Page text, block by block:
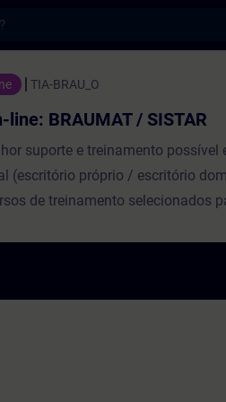
/ SISTAR - 培訓 -
TIA-BRAU_O
BRAUMAT / SISTAR
suporte e treinamento possível
(escritório próprio / escritório
de treinamento selecionados
execução exercícios práticos.
receita ou mudar seu